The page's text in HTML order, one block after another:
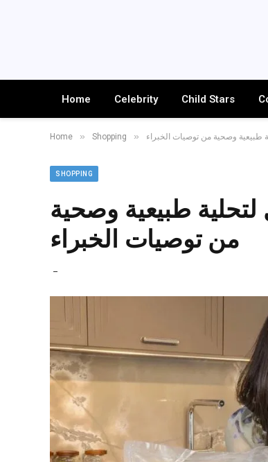
Home Celebrity Child Stars
Home » Shopping » طبيعية وصحية من توصيات الخبراء
SHOPPING
طبيعية وصحية
من توصيات الخبراء